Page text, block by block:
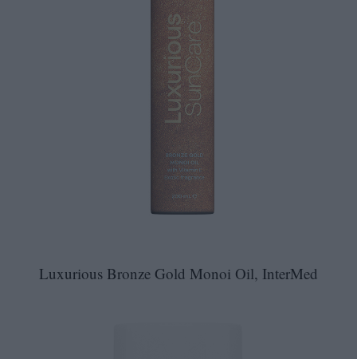
Luxurious Bronze Gold Monoi Oil, InterMed